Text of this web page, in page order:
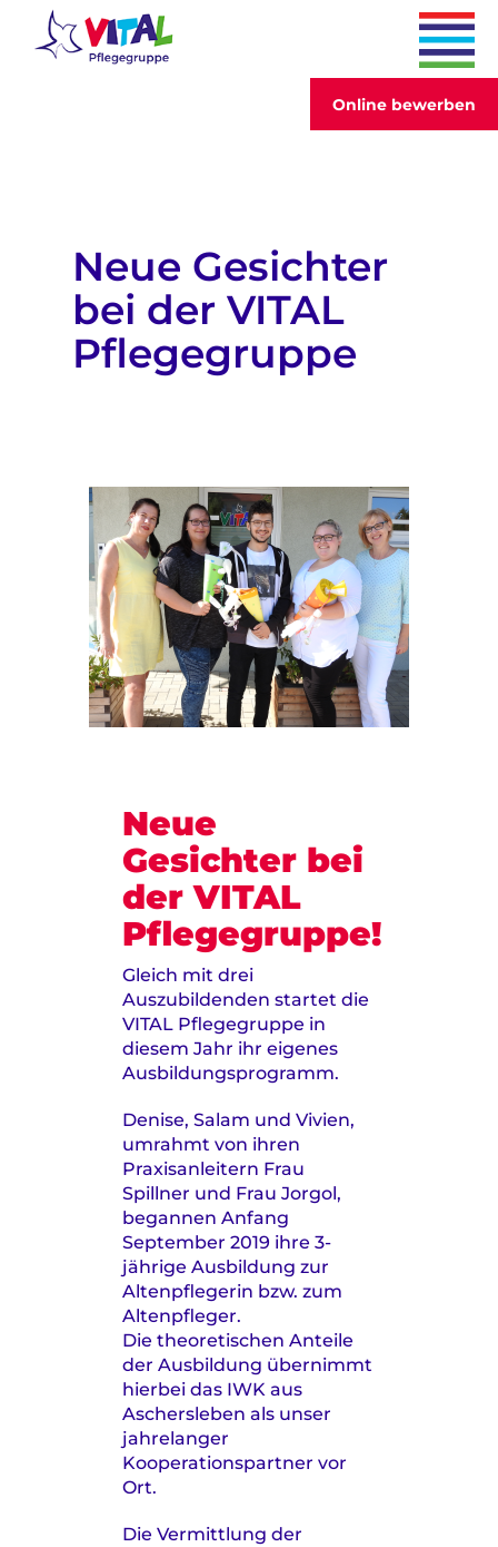
Online bewerben
Neue Gesichter
bei der VITAL
Pflegegruppe
Neue
Gesichter bei
der VITAL
Pflegegruppe!
Gleich mit drei
Auszubildenden startet die
VITAL Pflegegruppe in
diesem Jahr ihr eigenes
Ausbildungsprogramm.
Denise, Salam und Vivien,
umrahmt von ihren
Praxisanleitern Frau
Spillner und Frau Jorgol,
begannen Anfang
September 2019 ihre 3-
jährige Ausbildung zur
Altenpflegerin bzw. zum
Altenpfleger.
Die theoretischen Anteile
der Ausbildung übernimmt
hierbei das IWK aus
Aschersleben als unser
jahrelanger
Kooperationspartner vor
Ort.
Die Vermittlung der